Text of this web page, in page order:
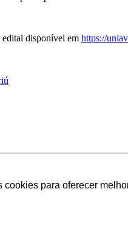
cookies para oferecer
edital disponível em https://